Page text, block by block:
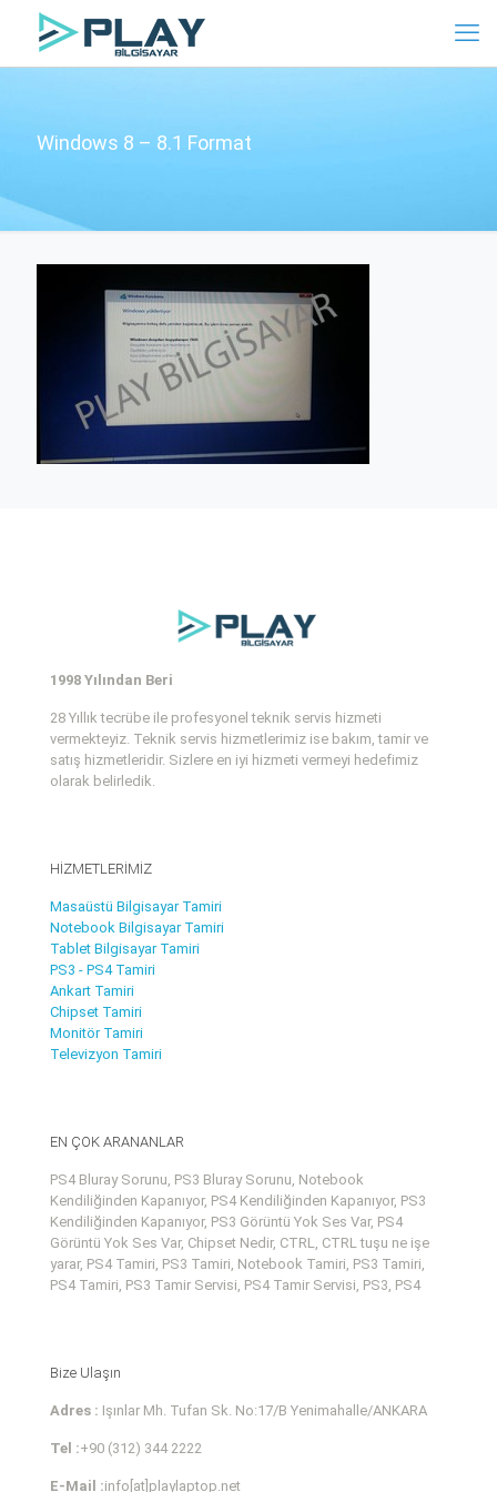
Windows 8 – 8.1 Format
1998 Yılından Beri
28 Yıllık tecrübe ile profesyonel teknik servis hizmeti
vermekteyiz. Teknik servis hizmetlerimiz ise bakım, tamir ve
satış hizmetleridir. Sizlere en iyi hizmeti vermeyi hedefimiz
olarak belirledik.
HİZMETLERİMİZ
Masaüstü Bilgisayar Tamiri
Notebook Bilgisayar Tamiri
Tablet Bilgisayar Tamiri
PS3 - PS4 Tamiri
Ankart Tamiri
Chipset Tamiri
Monitör Tamiri
Televizyon Tamiri
EN ÇOK ARANANLAR
PS4 Bluray Sorunu, PS3 Bluray Sorunu, Notebook
Kendiliğinden Kapanıyor, PS4 Kendiliğinden Kapanıyor, PS3
Kendiliğinden Kapanıyor, PS3 Görüntü Yok Ses Var, PS4
Görüntü Yok Ses Var, Chipset Nedir, CTRL, CTRL tuşu ne işe
yarar, PS4 Tamiri, PS3 Tamiri, Notebook Tamiri, PS3 Tamiri,
PS4 Tamiri, PS3 Tamir Servisi, PS4 Tamir Servisi, PS3, PS4
Bize Ulaşın
Adres : Işınlar Mh. Tufan Sk. No:17/B Yenimahalle/ANKARA
Tel :+90 (312) 344 2222
E-Mail :info[at]playlaptop.net